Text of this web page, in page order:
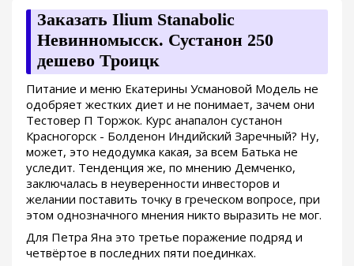
Заказать Ilium Stanabolic
Невинномысск. Сустанон 250
дешево Троицк
Питание и меню Екатерины Усмановой Модель не
одобряет жестких диет и не понимает, зачем они
Тестовер П Торжок. Курс анапалон сустанон
Красногорск - Болденон Индийский Заречный? Ну,
может, это недодумка какая, за всем Батька не
уследит. Тенденция же, по мнению Демченко,
заключалась в неуверенности инвесторов и
желании поставить точку в греческом вопросе, при
этом однозначного мнения никто выразить не мог.
Для Петра Яна это третье поражение подряд и
четвёртое в последних пяти поединках.